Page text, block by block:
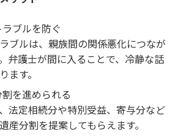
ブルを防ぐ
ブルは、親族間の関係悪化につなが
弁護士が間に入ることで、冷静な話
ます。
を進められる
法定相続分や特別受益、寄与分など
産分割を提案してもらえます。